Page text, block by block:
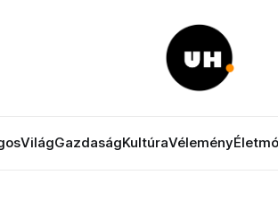
VilágGazdaságKultúraVélemény